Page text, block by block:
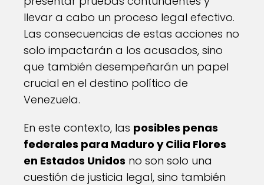
llevar a cabo un proceso legal efectivo.
Las consecuencias de estas acciones no
solo impactarán a los acusados, sino
que también desempeñarán un papel
crucial en el destino político de
Venezuela.
En este contexto, las posibles penas
federales para Maduro y Cilia Flores
en Estados Unidos no son solo una
cuestión de justicia legal, sino también